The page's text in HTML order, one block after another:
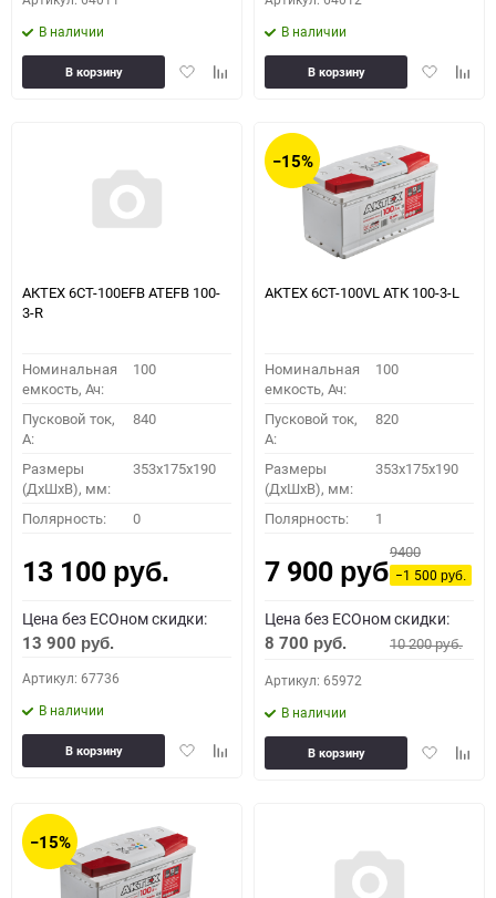
В наличии
ДобавитьДобавить
В корзину
В наличии
Добавить
В корзину
АКТЕХ 6СТ-100EFB ATEFB 100-
3-R
Номинальная
емкость, Ач:
100
Пусковой ток,
A:
840
Размеры
(ДхШхВ), мм:
353x175x190
Полярность: 0
13 100 руб.
Цена без ECOном скидки:
13 900 руб.
Артикул: 67736
В наличии
ДобавитьДобавить
В корзину
−15%
АКТЕХ 6СТ-100VL АТК 100-3-L
Номинальная
емкость, Ач:
100
Пусковой ток,
A:
820
Размеры
(ДхШхВ), мм:
353x175x190
Полярность: 1
7 900 руб.
9400
−1 500руб.
Цена без ECOном скидки:
8 700 руб. 10 200руб.
Артикул: 65972
В наличии
Добавить
В корзину
−15%